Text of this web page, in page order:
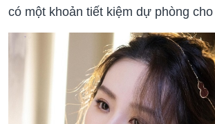
có một khoản tiết kiệm dự phòng